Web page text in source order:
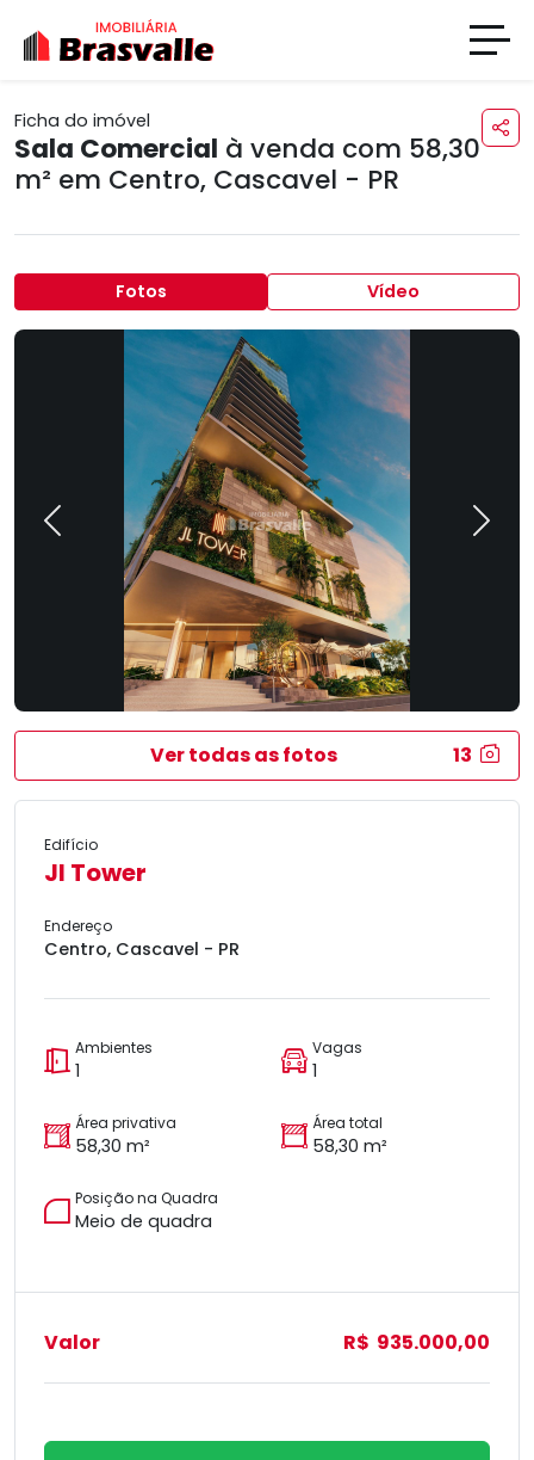
Ficha do imóvel
Sala Comercial à venda com 58,30
m² em Centro, Cascavel - PR
Fotos Vídeo
Previous Next
Ver todas as fotos 13
Edifício
Jl Tower
Endereço
Centro, Cascavel - PR
Ambientes
1
Vagas
1
Área privativa
58,30 m²
Área total
58,30 m²
Posição na Quadra
Meio de quadra
Valor R$ 935.000,00